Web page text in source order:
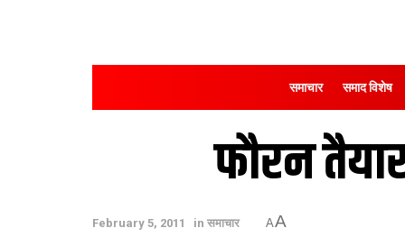
समाचार समाद विशेष
फौरन
February 5, 2011 in समाचार AA